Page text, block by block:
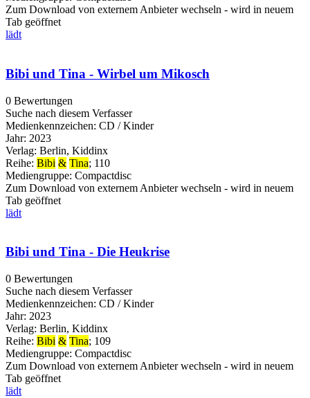
Zum Download von externem Anbieter wechseln - wird in neuem
Tab geöffnet
lädt
Bibi und Tina - Wirbel um Mikosch
0 Bewertungen
Suche nach diesem Verfasser
Medienkennzeichen: CD / Kinder
Jahr: 2023
Verlag: Berlin, Kiddinx
Reihe: Bibi & Tina; 110
Mediengruppe: Compactdisc
Zum Download von externem Anbieter wechseln - wird in neuem
Tab geöffnet
lädt
Bibi und Tina - Die Heukrise
0 Bewertungen
Suche nach diesem Verfasser
Medienkennzeichen: CD / Kinder
Jahr: 2023
Verlag: Berlin, Kiddinx
Reihe: Bibi & Tina; 109
Mediengruppe: Compactdisc
Zum Download von externem Anbieter wechseln - wird in neuem
Tab geöffnet
lädt